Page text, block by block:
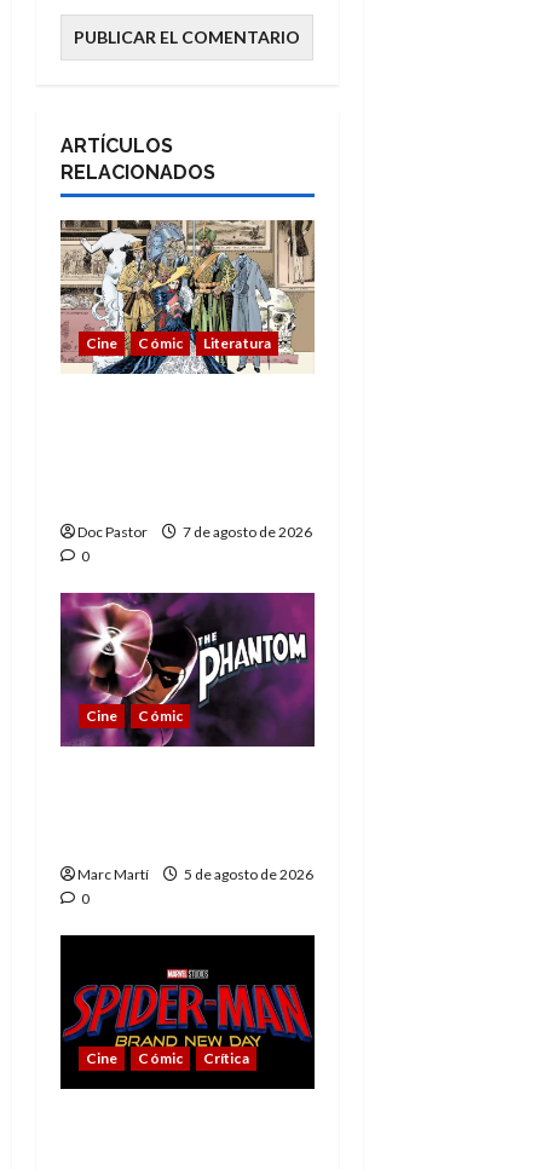
ARTÍCULOS
RELACIONADOS
Cine Cómic Literatura
Doc Pastor
7 de agosto de 2026
0
Cine Cómic
Marc Martí
5 de agosto de 2026
0
Cine Cómic Crítica